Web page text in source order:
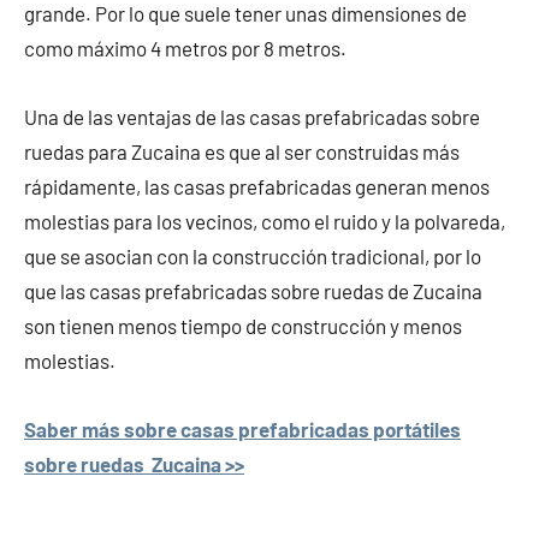
grande. Por lo que suele tener unas dimensiones de
como máximo 4 metros por 8 metros.
Una de las ventajas de las casas prefabricadas sobre
ruedas para Zucaina es que al ser construidas más
rápidamente, las casas prefabricadas generan menos
molestias para los vecinos, como el ruido y la polvareda,
que se asocian con la construcción tradicional, por lo
que las casas prefabricadas sobre ruedas de Zucaina
son tienen menos tiempo de construcción y menos
molestias.
Saber más sobre casas prefabricadas portátiles
sobre ruedas Zucaina >>